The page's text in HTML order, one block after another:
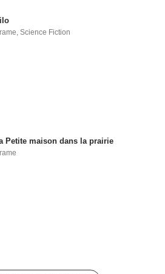
,Science Fiction
Petite maison dans la prairie